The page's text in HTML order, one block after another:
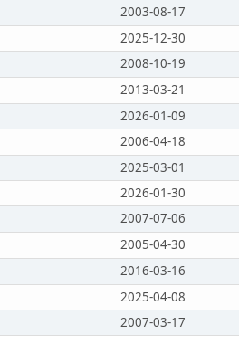
2003-08-17
2025-12-30
2008-10-19
2013-03-21
2026-01-09
2006-04-18
2025-03-01
2026-01-30
2007-07-06
2005-04-30
2016-03-16
2025-04-08
2007-03-17